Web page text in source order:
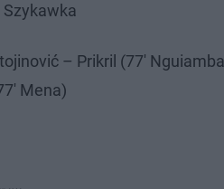
Szykawka
– Prikril (77'
Mena)